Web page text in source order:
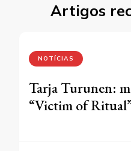
Artigos
NOTÍCIAS
Tarja Turunen:
“Victim of